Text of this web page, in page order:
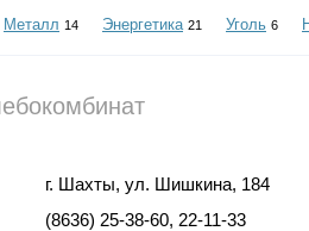
Металл 14 Энергетика 21 Уголь 6
г. Шахты, ул. Шишкина, 184
(8636) 25-38-60, 22-11-33